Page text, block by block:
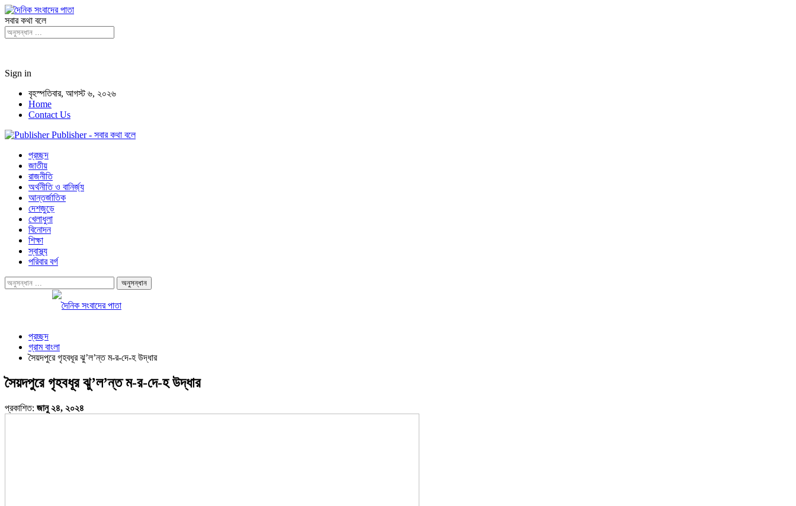
সবার কথা বলে
Sign in
বৃহস্পতিবার, আগস্ট ৬, ২০২৬
Home
Contact Us
Publisher - সবার কথা বলে
প্রচ্ছদ
জাতীয়
রাজনীতি
অর্থনীতি ও বানির্জ্য
আন্তর্জাতিক
দেশজুড়ে
খেলাধুলা
বিনোদন
শিক্ষা
স্বাস্থ্য
পরিবার বর্গ
প্রচ্ছদ
গ্রাম বাংলা
সৈয়দপুরে গৃহবধূর ঝু’ল’ন্ত ম-র-দে-হ উদ্ধার
সৈয়দপুরে গৃহবধূর ঝু’ল’ন্ত ম-র-দে-হ উদ্ধার
প্রকাশিত: জানু ২৪, ২০২৪